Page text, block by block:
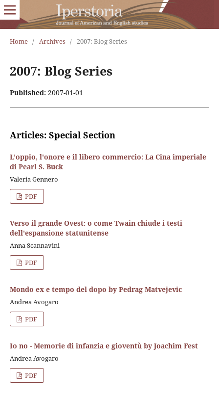
Home / Archives / 2007: Blog Series
2007: Blog Series
Published: 2007-01-01
Articles: Special Section
L’oppio, l'onore e il libero commercio: La Cina imperiale
di Pearl S. Buck
Valeria Gennero
PDF
Verso il grande Ovest: o come Twain chiude i testi
dell'espansione statunitense
Anna Scannavini
PDF
Mondo ex e tempo del dopo by Pedrag Matvejevic
Andrea Avogaro
PDF
Io no - Memorie di infanzia e gioventù by Joachim Fest
Andrea Avogaro
PDF